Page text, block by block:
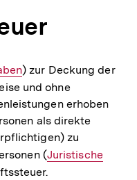
) zur Deckung der
und ohne
erhoben
als direkte
zu
(Interner
Link:
Juristische